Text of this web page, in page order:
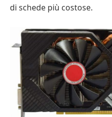
di schede più costose.